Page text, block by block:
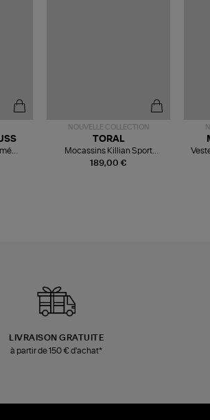
NOUVELLE COLLECTION
189,00 €
TORAL
Mocassins Killian Sport
Mousse
LIVRAISON GRATUITE
à partir de 150 € d'achat*